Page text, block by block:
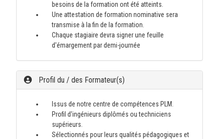
besoins de la formation ont été atteints.
Une attestation de formation nominative sera
transmise à la fin de la formation.
Chaque stagiaire devra signer une feuille
d'émargement par demi-journée
Profil du / des Formateur(s)
Issus de notre centre de compétences PLM.
Profil d'ingénieurs diplômés ou techniciens
supérieurs.
Sélectionnés pour leurs qualités pédagogiques et